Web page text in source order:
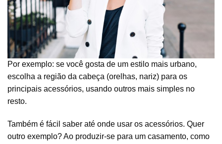
Por exemplo: se você gosta de um estilo mais urbano,
escolha a região da cabeça (orelhas, nariz) para os
principais acessórios, usando outros mais simples no
resto.
Também é fácil saber até onde usar os acessórios. Quer
outro exemplo? Ao produzir-se para um casamento, como